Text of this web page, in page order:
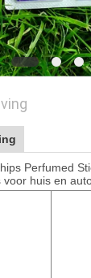
Perfumed
voor huis en